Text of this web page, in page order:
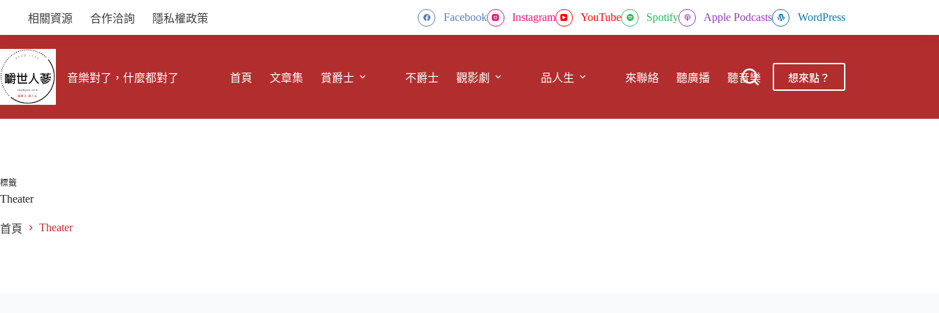
要
內
容
相關資源 合作洽詢 隱私權政策 Facebook Instagram YouTube Spotify Apple Podcasts WordPress
音樂對了，什麼都對了 首頁 文章集 賞爵士 不爵士 觀影劇 品人生 來聯絡 聽廣播 聽音樂 想來點？
標籤
Theater
首頁 Theater